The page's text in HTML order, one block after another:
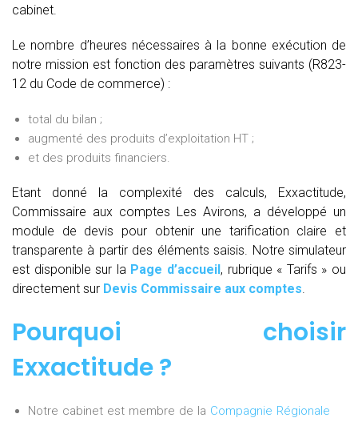
cabinet.
Le nombre d’heures nécessaires à la bonne exécution de
notre mission est fonction des paramètres suivants (R823-
12 du Code de commerce) :
total du bilan ;
augmenté des produits d’exploitation HT ;
et des produits financiers.
Etant donné la complexité des calculs, Exxactitude,
Commissaire aux comptes Les Avirons, a développé un
module de devis pour obtenir une tarification claire et
transparente à partir des éléments saisis. Notre simulateur
est disponible sur la Page d’accueil, rubrique « Tarifs » ou
directement sur Devis Commissaire aux comptes.
Pourquoi choisir
Exxactitude ?
Notre cabinet est membre de la Compagnie Régionale